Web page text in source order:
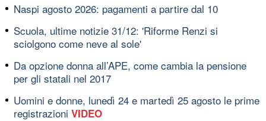
Naspi agosto 2026: pagamenti a partire dal 10
Scuola, ultime notizie 31/12: 'Riforme Renzi si
sciolgono come neve al sole'
Da opzione donna all’APE, come cambia la pensione
per gli statali nel 2017
Uomini e donne, lunedì 24 e martedì 25 agosto le prime
registrazioni VIDEO